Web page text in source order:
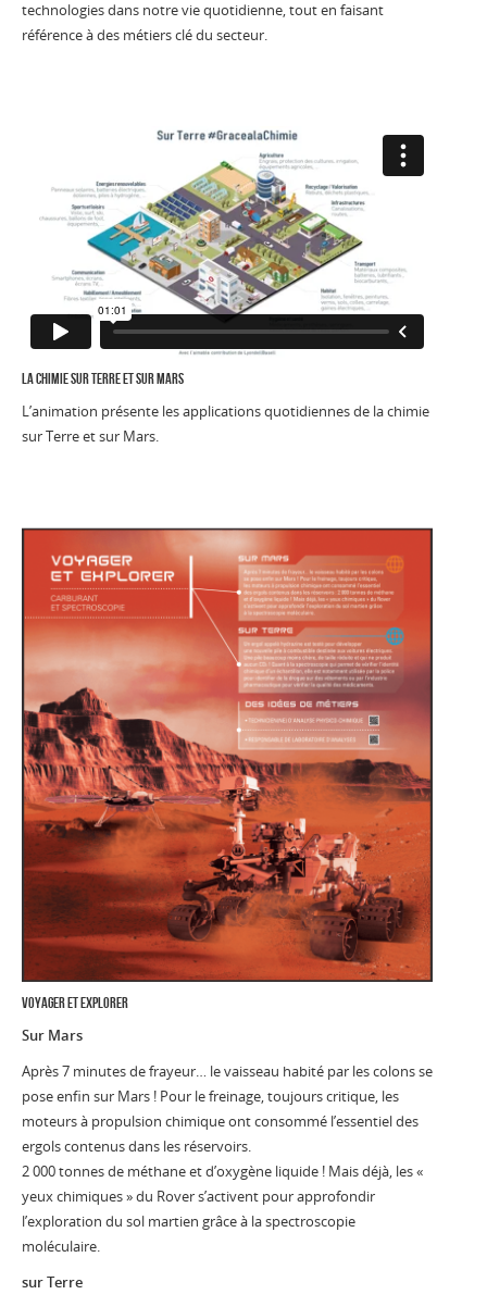
technologies dans notre vie quotidienne, tout en faisant
référence à des métiers clé du secteur.
la chimie sur terre et sur mars
L’animation présente les applications quotidiennes de la chimie
sur Terre et sur Mars.
voyager et explorer
Sur Mars
Après 7 minutes de frayeur… le vaisseau habité par les colons se
pose enfin sur Mars ! Pour le freinage, toujours critique, les
moteurs à propulsion chimique ont consommé l’essentiel des
ergols contenus dans les réservoirs.
2 000 tonnes de méthane et d’oxygène liquide ! Mais déjà, les «
yeux chimiques » du Rover s’activent pour approfondir
l’exploration du sol martien grâce à la spectroscopie
moléculaire.
sur Terre